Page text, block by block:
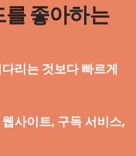
좋아하는
리는 것보다 빠르게
사이트, 구독 서비스,